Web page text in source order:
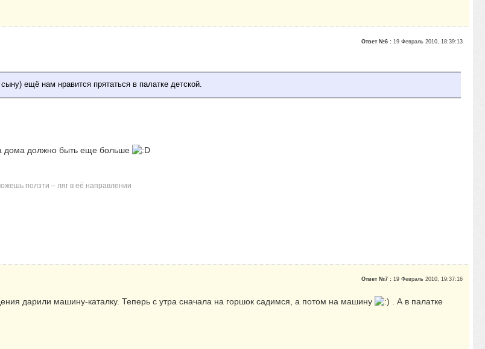
Ответ №6 :19 Февраль 2010, 18:39:13
ещё нам нравится прятаться в палатке детской.
дома должно быть еще больше
ползти – ляг в её направлении
Ответ №7 :19 Февраль 2010, 19:37:16
дарили машину-каталку. Теперь с утра сначала на горшок садимся, а потом на машину
. А в палатке